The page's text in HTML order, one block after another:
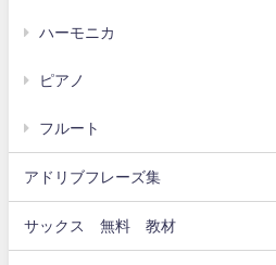
ハーモニカ
ピアノ
フルート
アドリブフレーズ集
サックス 無料 教材